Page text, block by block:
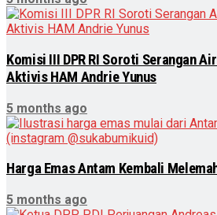
Komisi III DPR RI Soroti Serangan
Aktivis HAM Andrie Yunus
5 months ago
Harga Emas Antam Kembali
5 months ago